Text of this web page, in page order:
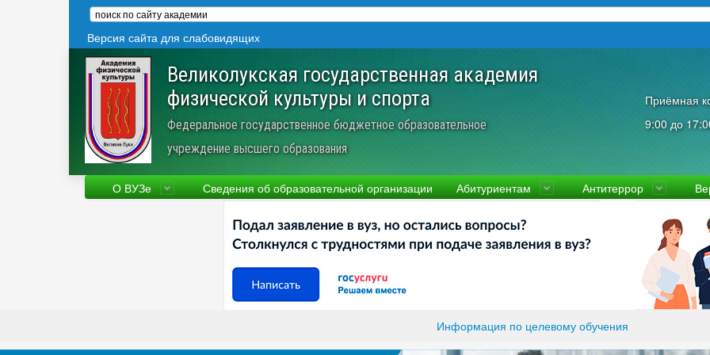
Версия сайта для слабовидящих
Великолукская государственная академия
физической культуры и спорта
Федеральное государственное бюджетное образовательное
учреждение высшего образования
Приёмная
9:00 до
О ВУЗе
Сведения об образовательной
Факультеты
Руководство
Преподаватели и сотрудники
Научная деятельность
Противодействие коррупции Прочие документы
Сведения об образовательной организации Абитуриентам
Приемная комиссия
Стоимость
Антитеррор
Правовая
Информация
Информация по целевому обучения